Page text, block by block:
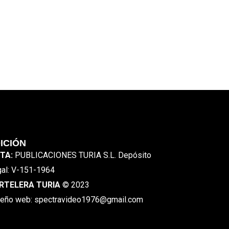
PUBLICACIONES TURIA S.L. Depósito
V-151-1964
TURIA© 2023
web: spectravideo1976@gmail.com